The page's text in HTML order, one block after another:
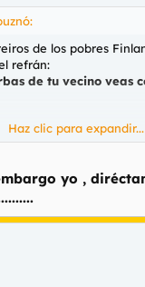
de los pobres
refrán:
de tu vecino veas
nos invade (por
a Euro-Horror sea
Haz clic para expandir...
yo ,